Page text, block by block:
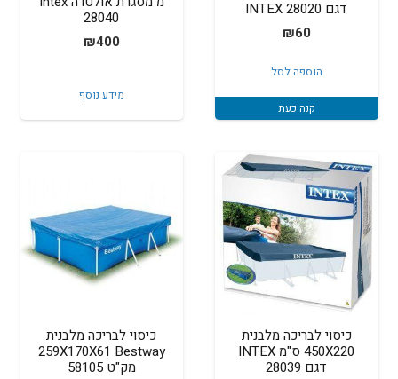
דגם 28020 INTEX
₪60
הוספה לסל
קנה כעת
28040
₪400
מידע נוסף
כיסוי לבריכה מלבנית
450X220 ס"מ INTEX
דגם 28039
כיסוי לבריכה מלבנית
259X170X61 Bestway
מק"ט 58105